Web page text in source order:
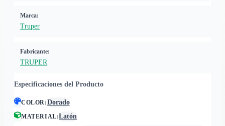
Marca:
Truper
Fabricante:
TRUPER
Especificaciones del Producto
COLOR:Dorado
MATERIAL:Latón